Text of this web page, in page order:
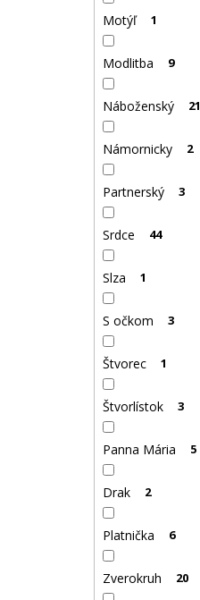
Motýľ 1
Modlitba 9
Náboženský 21
Námornicky 2
Partnerský 3
Srdce 44
Slza 1
S očkom 3
Štvorec 1
Štvorlístok 3
Panna Mária 5
Drak 2
Platnička 6
Zverokruh 20